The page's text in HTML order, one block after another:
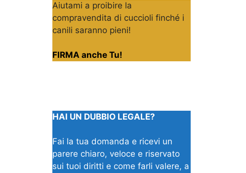
Aiutami a proibire la
compravendita di cuccioli finché i
canili saranno pieni!
FIRMA anche Tu!
HAI UN DUBBIO LEGALE?
Fai la tua domanda e ricevi un
parere chiaro, veloce e riservato
sui tuoi diritti e come farli valere, a